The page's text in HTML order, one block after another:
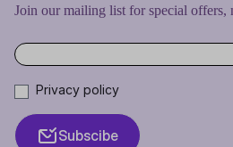
Join our mailing list for special offers,
Privacy policy
Subscibe